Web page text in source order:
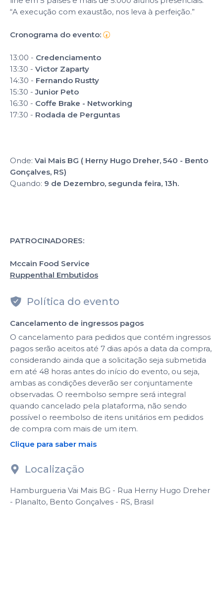
“A execução com exaustão, nos leva à perfeição.”
Cronograma do evento: 🕢
13:00 - Credenciamento
13:30 - Victor Zaparty
14:30 - Fernando Rustty
15:30 -Junior Peto
16:30 - Coffe Brake - Networking
17:30 - Rodada de Perguntas
Onde: Vai Mais BG ( Herny Hugo Dreher, 540 - Bento
Gonçalves, RS)
Quando: 9 de Dezembro, segunda feira, 13h.
PATROCINADORES:
Mccain Food Service
Ruppenthal Embutidos
Política do evento
Cancelamento de ingressos pagos
O cancelamento para pedidos que contém ingressos
pagos serão aceitos até 7 dias após a data da compra,
considerando ainda que a solicitação seja submetida
em até 48 horas antes do início do evento, ou seja,
ambas as condições deverão ser conjuntamente
observadas. O reembolso sempre será integral
quando cancelado pela plataforma, não sendo
possível o reembolso de itens unitários em pedidos
de compra com mais de um item.
Clique para saber mais
Localização
Hamburgueria Vai Mais BG - Rua Herny Hugo Dreher
- Planalto, Bento Gonçalves - RS, Brasil